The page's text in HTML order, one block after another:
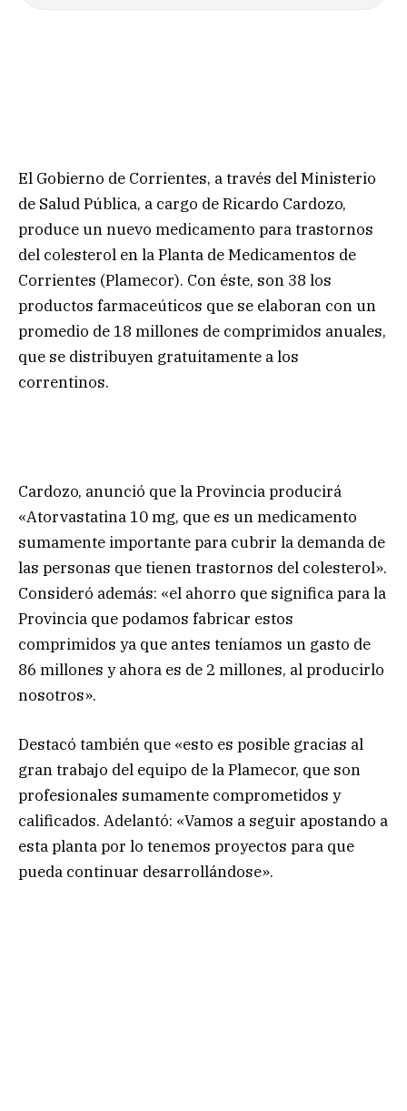
El Gobierno de Corrientes, a través del Ministerio
de Salud Pública, a cargo de Ricardo Cardozo,
produce un nuevo medicamento para trastornos
del colesterol en la Planta de Medicamentos de
Corrientes (Plamecor). Con éste, son 38 los
productos farmaceúticos que se elaboran con un
promedio de 18 millones de comprimidos anuales,
que se distribuyen gratuitamente a los
correntinos.
Cardozo, anunció que la Provincia producirá
«Atorvastatina 10 mg, que es un medicamento
sumamente importante para cubrir la demanda de
las personas que tienen trastornos del colesterol».
Consideró además: «el ahorro que significa para la
Provincia que podamos fabricar estos
comprimidos ya que antes teníamos un gasto de
86 millones y ahora es de 2 millones, al producirlo
nosotros».
Destacó también que «esto es posible gracias al
gran trabajo del equipo de la Plamecor, que son
profesionales sumamente comprometidos y
calificados. Adelantó: «Vamos a seguir apostando a
esta planta por lo tenemos proyectos para que
pueda continuar desarrollándose».